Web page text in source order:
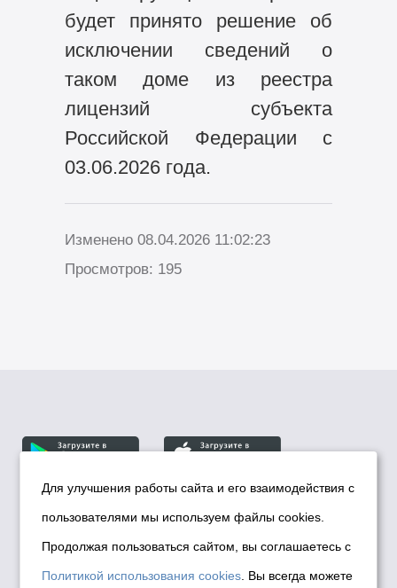
будет принято решение об
исключении сведений о
таком доме из реестра
лицензий субъекта
Российской Федерации с
03.06.2026 года.
Изменено 08.04.2026 11:02:23
Просмотров: 195
© Департамент информационной политики мэрии
города Новосибирска, 2026
Политика использования Cookies
Для улучшения работы сайта и его взаимодействия с
пользователями мы используем файлы cookies.
Продолжая пользоваться сайтом, вы соглашаетесь с
Политикой использования cookies . Вы всегда можете